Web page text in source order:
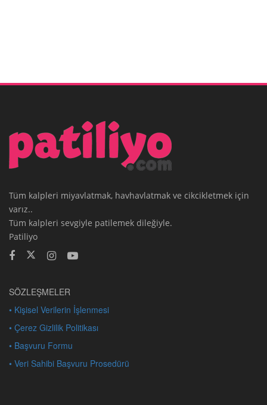
Tüm kalpleri miyavlatmak, havhavlatmak ve cikcikletmek için
varız..
Tüm kalpleri sevgiyle patilemek dileğiyle.
Patiliyo
SÖZLEŞMELER
• Kişisel Verilerin İşlenmesi
• Çerez Gizlilik Politikası
• Başvuru Formu
• Veri Sahibi Başvuru Prosedürü